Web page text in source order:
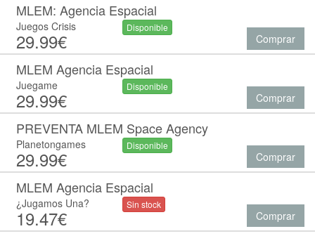
MLEM: Agencia Espacial
Juegos Crisis
29.99€
Disponible
Comprar
MLEM Agencia Espacial
Juegame
29.99€
Disponible
Comprar
PREVENTA MLEM Space Agency
Planetongames
29.99€
Disponible
Comprar
MLEM Agencia Espacial
¿Jugamos Una?
19.47€
Sin stock
Comprar